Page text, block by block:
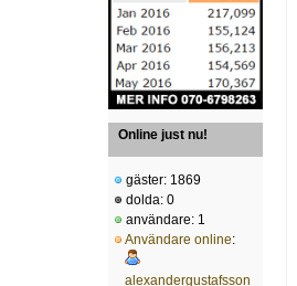
Online just nu!
gäster: 1869
dolda: 0
användare: 1
Användare online:
alexandergustafsson